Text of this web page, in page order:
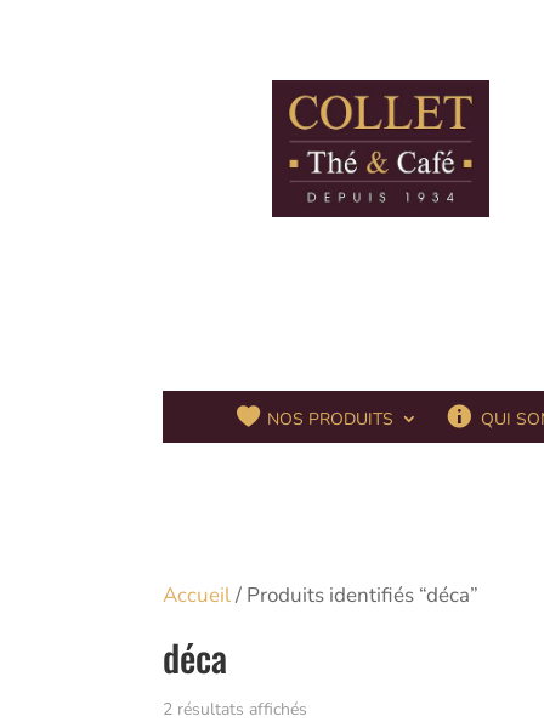
NOS PRODUITS QUI
Accueil/ Produits identifiés “déca”
déca
2 résultats affichés